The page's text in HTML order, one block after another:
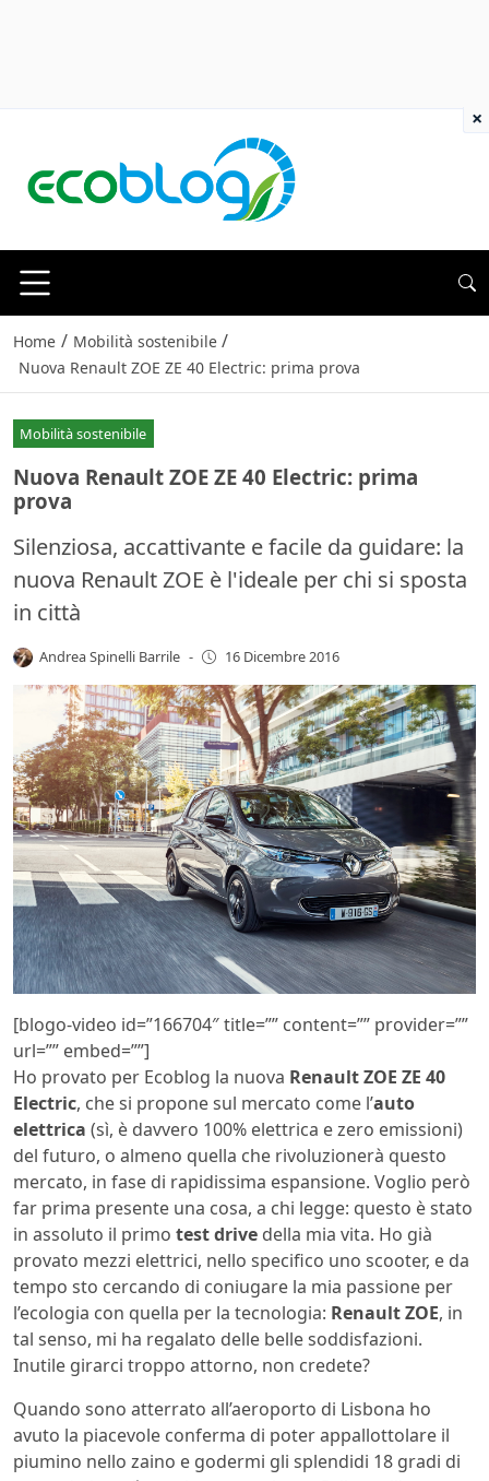
Home / Mobilità sostenibile /
Nuova Renault ZOE ZE 40 Electric: prima prova
Mobilità sostenibile
Nuova Renault ZOE ZE 40 Electric: prima
prova
Silenziosa, accattivante e facile da guidare: la
nuova Renault ZOE è l'ideale per chi si sposta
in città
Andrea Spinelli Barrile - 16 Dicembre 2016
[blogo-video id=”166704″ title=”” content=”” provider=””
url=”” embed=””]
Ho provato per Ecoblog la nuova Renault ZOE ZE 40
Electric, che si propone sul mercato come l’auto
elettrica (sì, è davvero 100% elettrica e zero emissioni)
del futuro, o almeno quella che rivoluzionerà questo
mercato, in fase di rapidissima espansione. Voglio però
far prima presente una cosa, a chi legge: questo è stato
in assoluto il primo test drive della mia vita. Ho già
provato mezzi elettrici, nello specifico uno scooter, e da
tempo sto cercando di coniugare la mia passione per
l’ecologia con quella per la tecnologia: Renault ZOE, in
tal senso, mi ha regalato delle belle soddisfazioni.
Inutile girarci troppo attorno, non credete?
Quando sono atterrato all’aeroporto di Lisbona ho
avuto la piacevole conferma di poter appallottolare il
piumino nello zaino e godermi gli splendidi 18 gradi di
×